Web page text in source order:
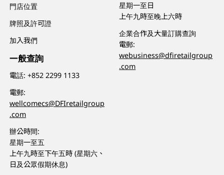
門店位置
牌照及許可證
加入我們
一般查詢
電話:+852 2299 1133
電郵:
wellcomecs@DFIretailgroup
.com
辦公時間:
星期一至五
上午九時至下午五時 (星期六、
日及公眾假期休息)
星期一至日
上午九時至晚上六時
企業合作及大量訂購查詢
電郵:
webusiness@dfiretailgroup
.com